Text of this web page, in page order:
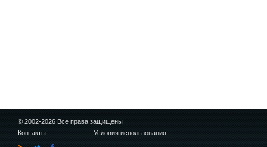
© 2002-2026 Все права защищены
Контакты
Условия использования